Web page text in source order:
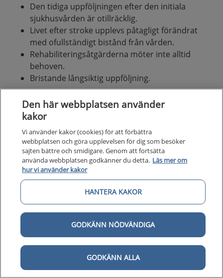
Den tidiga uppföljningen efter den initiala
sjukhusvården är otillräcklig.
Livet efter stroke upplevs påtagligt förändrat
med ofullständigt bistånd från vården.
Rehabiliteringsåtgärderna möter inte alltid
behoven.
Bristande långsiktig uppföljning.
Nulägesbeskrivning av patienters
erfarenheter
Bilden nedan är en grafisk presentation av i nuläget
vanligt förekommande erfarenheter av hälso- och
sjukvården hos personer med stroke eller TIA.
I kolumn 1 beskrivs identifierade positiva och
negativa patientupplevelser.
I kolumn 2 anges för patienten vanligt
förekommande aktiviteter och åtgärder.
förekommande aktiviteter och åtgärder.
I kolumn 4 beskrivs huvudsakliga utmaningar
Den här webbplatsen använder
kakor
Vi använder kakor (cookies) för att förbättra
webbplatsen och göra upplevelsen för dig som besöker
sajten bättre och smidigare. Genom att fortsätta
använda webbplatsen godkänner du detta. Läs mer om
hur vi använder kakor
HANTERA KAKOR
GODKÄNN NÖDVÄNDIGA
GODKÄNN ALLA